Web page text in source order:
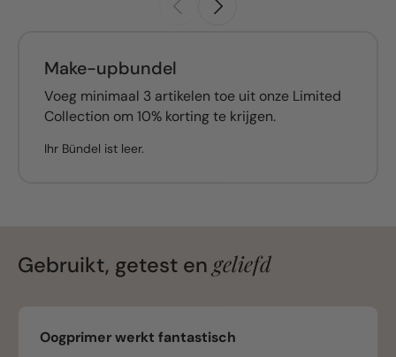
Make-upbundel
Voeg minimaal 3 artikelen toe uit onze Limited
Collection om 10% korting te krijgen.
Ihr Bündel ist leer.
Gebruikt, getest en geliefd
Oogprimer werkt fantastisch